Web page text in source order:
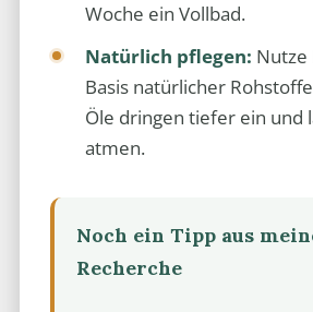
Woche ein Vollbad.
Natürlich pflegen: Nutze
Basis natürlicher
Öle dringen tiefer ein und
atmen.
Noch ein Tipp aus
Recherche